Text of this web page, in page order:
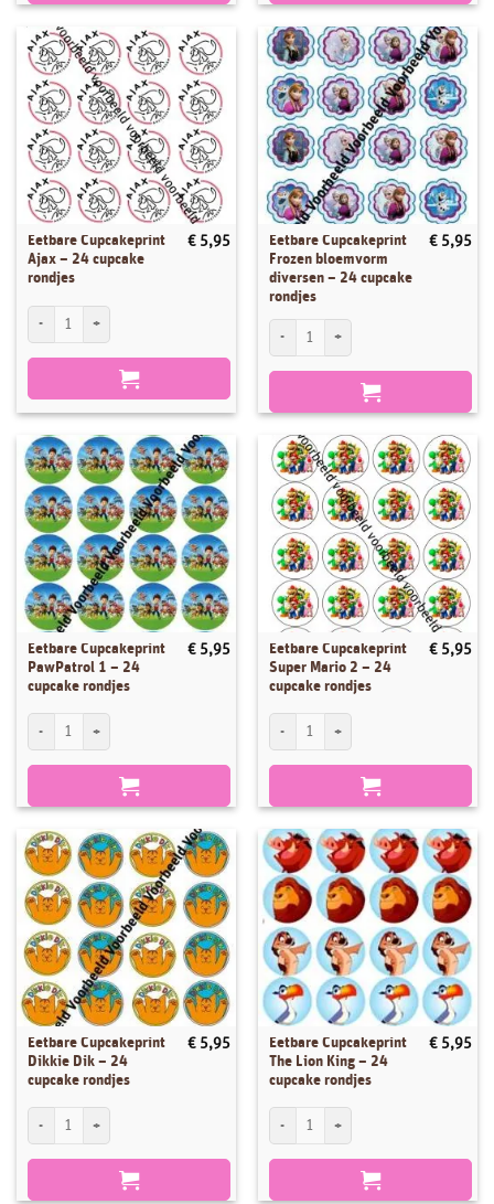
Eetbare Cupcakeprint
Ajax – 24 cupcake
rondjes
€ 5,95
Eetbare Cupcakeprint
Frozen bloemvorm
diversen – 24 cupcake
rondjes
€ 5,95
Eetbare Cupcakeprint Frozen
Eetbare Cupcakeprint
PawPatrol 1 – 24
cupcake rondjes
€ 5,95
Eetbare Cupcakeprint PawPatrol 1 - 24 cupcake rondjes aantal
Eetbare Cupcakeprint
Super Mario 2 – 24
cupcake rondjes
€ 5,95
Eetbare Cupcakeprint Super Mario 2 -
Eetbare Cupcakeprint
Dikkie Dik – 24
cupcake rondjes
€ 5,95
Eetbare Cupcakeprint Dikkie Dik - 24 cupcake rondjes aantal
Eetbare Cupcakeprint
The Lion King – 24
cupcake rondjes
€ 5,95
Eetbare Cupcakeprint The Lion King -